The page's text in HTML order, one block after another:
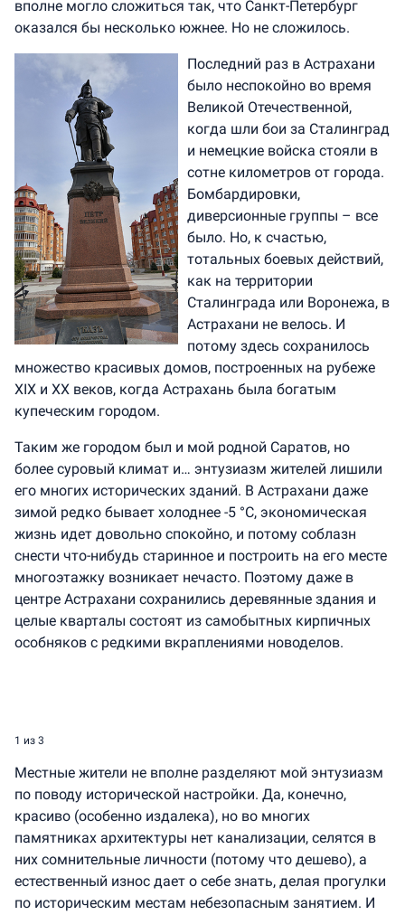
вполне могло сложиться так, что Санкт-Петербург
оказался бы несколько южнее. Но не сложилось.
Последний раз в Астрахани
было неспокойно во время
Великой Отечественной,
когда шли бои за Сталинград
и немецкие войска стояли в
сотне километров от города.
Бомбардировки,
диверсионные группы – все
было. Но, к счастью,
тотальных боевых действий,
как на территории
Сталинграда или Воронежа, в
Астрахани не велось. И
потому здесь сохранилось
множество красивых домов, построенных на рубеже
XIX и XX веков, когда Астрахань была богатым
купеческим городом.
Таким же городом был и мой родной Саратов, но
более суровый климат и… энтузиазм жителей лишили
его многих исторических зданий. В Астрахани даже
зимой редко бывает холоднее -5 °C, экономическая
жизнь идет довольно спокойно, и потому соблазн
снести что-нибудь старинное и построить на его месте
многоэтажку возникает нечасто. Поэтому даже в
центре Астрахани сохранились деревянные здания и
целые кварталы состоят из самобытных кирпичных
особняков с редкими вкраплениями новоделов.
1 из 3
Местные жители не вполне разделяют мой энтузиазм
по поводу исторической настройки. Да, конечно,
красиво (особенно издалека), но во многих
памятниках архитектуры нет канализации, селятся в
них сомнительные личности (потому что дешево), а
естественный износ дает о себе знать, делая прогулки
по историческим местам небезопасным занятием. И